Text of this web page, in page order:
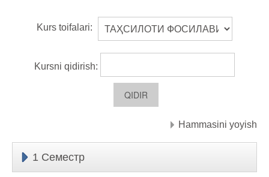
Kurs toifalari:
Kursni qidirish:
Hammasini yoyish
1 Семестр